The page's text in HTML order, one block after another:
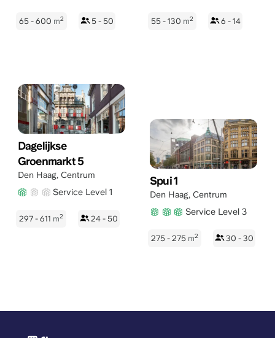
65 - 600 m2 5 - 50 55 - 130 m2 6 - 14
Dagelijkse
Groenmarkt 5
Den Haag, Centrum
Service Level 1
297 - 611 m2 24 - 50
Spui 1
Den Haag, Centrum
Service Level 3
275 - 275 m2 30 - 30